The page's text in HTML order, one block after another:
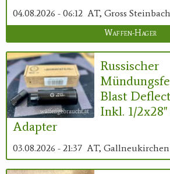
04.08.2026 - 06:12 AT, Gross Steinbach
Waffen-Hager
Russischer
Blast
Inkl. 1/
Adapter
03.08.2026 - 21:37 AT, Gallneukirchen